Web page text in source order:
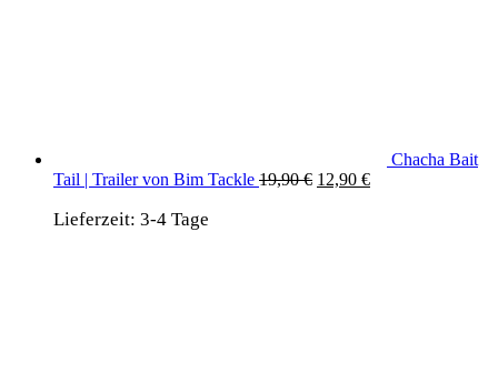
Chacha Bait
Tail | Trailer von Bim Tackle 19,90€ Ursprünglicher
12,90 €Aktueller
Lieferzeit: 3-4 Tage